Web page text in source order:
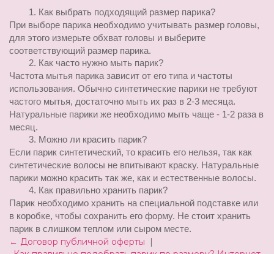
Как выбрать подходящий размер парика?
При выборе парика необходимо учитывать размер головы,
для этого измерьте обхват головы и выберите
соответствующий размер парика.
Как часто нужно мыть парик?
Частота мытья парика зависит от его типа и частоты
использования. Обычно синтетические парики не требуют
частого мытья, достаточно мыть их раз в 2-3 месяца.
Натуральные парики же необходимо мыть чаще - 1-2 раза в
месяц.
Можно ли красить парик?
Если парик синтетический, то красить его нельзя, так как
синтетические волосы не впитывают краску. Натуральные
парики можно красить так же, как и естественные волосы.
Как правильно хранить парик?
Парик необходимо хранить на специальной подставке или
в коробке, чтобы сохранить его форму. Не стоит хранить
парик в слишком теплом или сыром месте.
← Договор публичной оферты |